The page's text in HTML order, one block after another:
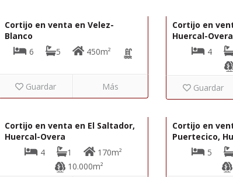
Cortijo en venta en Velez-
Blanco
6
5 450m²
Guardar Más
Cortijo en
Huercal-Overa
4
Guardar
Cortijo en venta en El Saltador,
Huercal-Overa
4
1
170m²
10.000m²
Cortijo en
Puertecico,
5